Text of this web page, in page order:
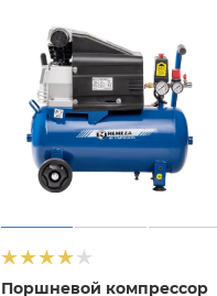
Поршневой компрессор